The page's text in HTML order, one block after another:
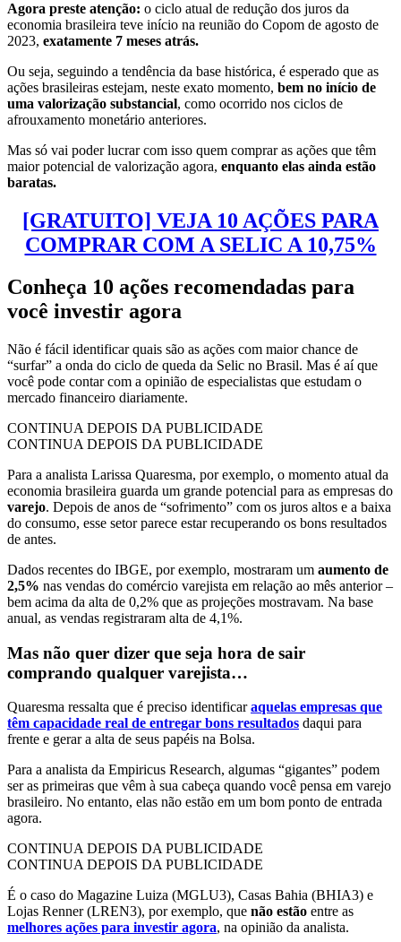
Agora preste atenção: o ciclo atual de redução dos juros da
economia brasileira teve início na reunião do Copom de agosto de
2023, exatamente 7 meses atrás.
Ou seja, seguindo a tendência da base histórica, é esperado que as
ações brasileiras estejam, neste exato momento, bem no início de
uma valorização substancial, como ocorrido nos ciclos de
afrouxamento monetário anteriores.
Mas só vai poder lucrar com isso quem comprar as ações que têm
maior potencial de valorização agora, enquanto elas ainda estão
baratas.
[GRATUITO] VEJA 10 AÇÕES PARA
COMPRAR COM A SELIC A 10,75%
Conheça 10 ações recomendadas para
você investir agora
Não é fácil identificar quais são as ações com maior chance de
“surfar” a onda do ciclo de queda da Selic no Brasil. Mas é aí que
você pode contar com a opinião de especialistas que estudam o
mercado financeiro diariamente.
CONTINUA DEPOIS DA PUBLICIDADE
CONTINUA DEPOIS DA PUBLICIDADE
Para a analista Larissa Quaresma, por exemplo, o momento atual da
economia brasileira guarda um grande potencial para as empresas do
varejo. Depois de anos de “sofrimento” com os juros altos e a baixa
do consumo, esse setor parece estar recuperando os bons resultados
de antes.
Dados recentes do IBGE, por exemplo, mostraram um aumento de
2,5% nas vendas do comércio varejista em relação ao mês anterior –
bem acima da alta de 0,2% que as projeções mostravam. Na base
anual, as vendas registraram alta de 4,1%.
Mas não quer dizer que seja hora de sair
comprando qualquer varejista…
Quaresma ressalta que é preciso identificaraquelas empresas que
têm capacidade real de entregar bons resultados daqui para
frente e gerar a alta de seus papéis na Bolsa.
Para a analista da Empiricus Research, algumas “gigantes” podem
ser as primeiras que vêm à sua cabeça quando você pensa em varejo
brasileiro. No entanto, elas não estão em um bom ponto de entrada
agora.
CONTINUA DEPOIS DA PUBLICIDADE
CONTINUA DEPOIS DA PUBLICIDADE
É o caso do Magazine Luiza (MGLU3), Casas Bahia (BHIA3) e
Lojas Renner (LREN3), por exemplo, que não estão entre as
melhores ações para investir agora, na opinião da analista.